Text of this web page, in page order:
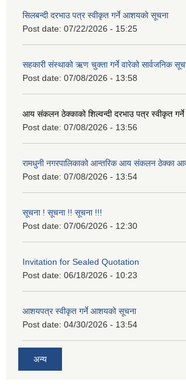
सिलबन्दी दरभाउ पत्र स्वीकृत गर्ने आशयको सूचना
Post date: 07/22/2026 - 15:25
सहकारी संस्थाको ऋण चुक्ता गर्ने वारेको सार्वजनिक
Post date: 07/08/2026 - 13:58
आय संकलन ठेक्काको शिल्वन्दी दरभाउ पत्र स्वीकृत
Post date: 07/08/2026 - 13:56
रामधुनी नगरपालिकाको आन्तरिक आय संकलन ठेक्का
Post date: 07/08/2026 - 13:54
सूचना ! सूचना !! सूचना !!!
Post date: 07/06/2026 - 12:30
Invitation for Sealed Quotation
Post date: 06/18/2026 - 10:23
आशयपत्र स्वीकृत गर्ने आशयको सूचना
Post date: 04/30/2026 - 13:54
अन्य